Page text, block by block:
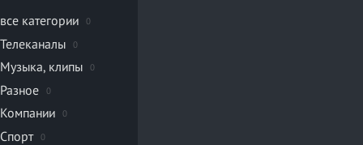
все категории 0
Телеканалы 0
Музыка, клипы 0
Разное 0
Компании 0
Спорт 0